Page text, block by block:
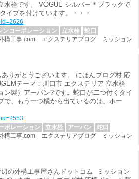
水栓です。 VOGUE シルバー＊ブラックで
イプを付けています。・・・
ンコーポレーション 立水栓
蛇口
構工事.com エクステリアブログ ミッション
りがとうございます。 にほんブログ村 応
テーマ：川口市 エクステリア 立水栓
ン製）アーバン?です。蛇口が二つ付くタイ
で、もう一つ横から出ているのは、ホー
ポレーション 立水栓 アーバン
蛇口
構工事.com エクステリアブログ ミッション
の外構工事屋さんドットコム ミッション